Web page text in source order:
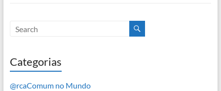
Categorias
@rcaComum no Mundo